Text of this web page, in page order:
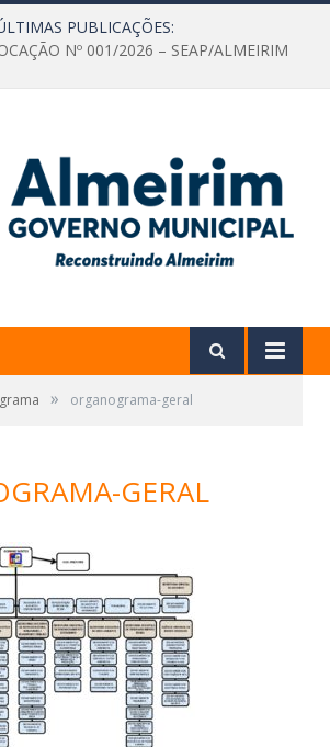
PUBLICAÇÕES:
Nº 001/2026 – SEAP/ALMEIRIM
» organograma-geral
GERAL